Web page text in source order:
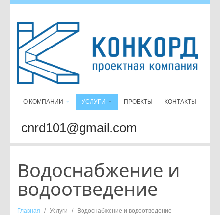
О КОМПАНИИ УСЛУГИ ПРОЕКТЫ КОНТАКТЫ
cnrd101@gmail.com
Водоснабжение и
водоотведение
Главная / Услуги / Водоснабжение и водоотведение